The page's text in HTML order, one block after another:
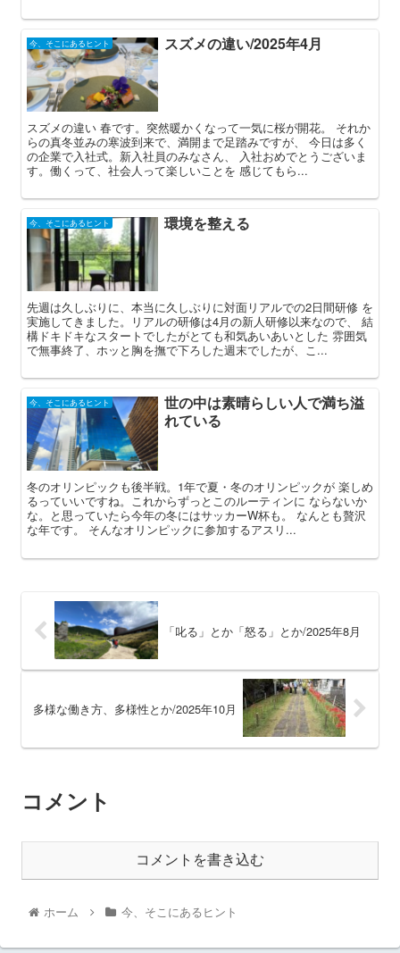
今、そこにあるヒント スズメの違い/2025年4月
スズメの違い 春です。突然暖かくなって一気に桜が開花。 それか
らの真冬並みの寒波到来で、満開まで足踏みですが、 今日は多く
の企業で入社式。新入社員のみなさん、 入社おめでとうございま
す。働くって、社会人って楽しいことを 感じてもら...
今、そこにあるヒント 環境を整える
先週は久しぶりに、本当に久しぶりに対面リアルでの2日間研修 を
実施してきました。リアルの研修は4月の新人研修以来なので、 結
構ドキドキなスタートでしたがとても和気あいあいとした 雰囲気
で無事終了、ホッと胸を撫で下ろした週末でしたが、こ...
今、そこにあるヒント
世の中は素晴らしい人で満ち溢
れている
冬のオリンピックも後半戦。1年で夏・冬のオリンピックが 楽しめ
るっていいですね。これからずっとこのルーティンに ならないか
な。と思っていたら今年の冬にはサッカーW杯も。 なんとも贅沢
な年です。 そんなオリンピックに参加するアスリ...
「叱る」とか「怒る」とか/2025年8月
多様な働き方、多様性とか/2025年10月
コメント
コメントを書き込む
ホーム 今、そこにあるヒント